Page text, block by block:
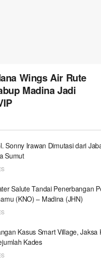
Wings Air Rute
Madina Jadi
Sonny Irawan Dimutasi dari
Sumut
Salute Tandai Penerbangan
(KNO) – Madina (JHN)
Kasus Smart Village, Jaksa
Kades